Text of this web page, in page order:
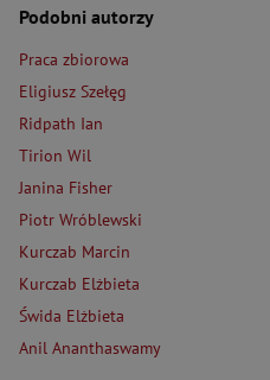
Podobni autorzy
Praca zbiorowa
Eligiusz Szełęg
Ridpath Ian
Tirion Wil
Janina Fisher
Piotr Wróblewski
Kurczab Marcin
Kurczab Elżbieta
Świda Elżbieta
Anil Ananthaswamy